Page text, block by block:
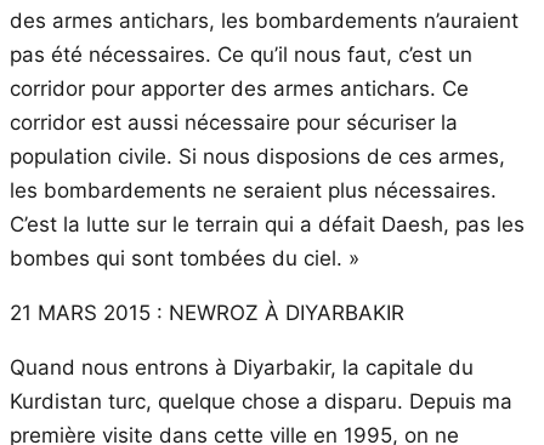
des armes antichars, les bombardements n’auraient
pas été nécessaires. Ce qu’il nous faut, c’est un
corridor pour apporter des armes antichars. Ce
corridor est aussi nécessaire pour sécuriser la
population civile. Si nous disposions de ces armes,
les bombardements ne seraient plus nécessaires.
C’est la lutte sur le terrain qui a défait Daesh, pas les
bombes qui sont tombées du ciel. »
21 MARS 2015 : NEWROZ À DIYARBAKIR
Quand nous entrons à Diyarbakir, la capitale du
Kurdistan turc, quelque chose a disparu. Depuis ma
première visite dans cette ville en 1995, on ne